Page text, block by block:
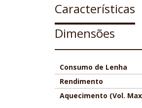
Características
Dimensões
Consumo de Lenha
Rendimento
Aquecimento (Vol.